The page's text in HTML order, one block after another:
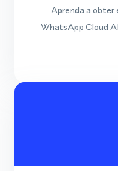
Aprenda a obter
WhatsApp Cloud